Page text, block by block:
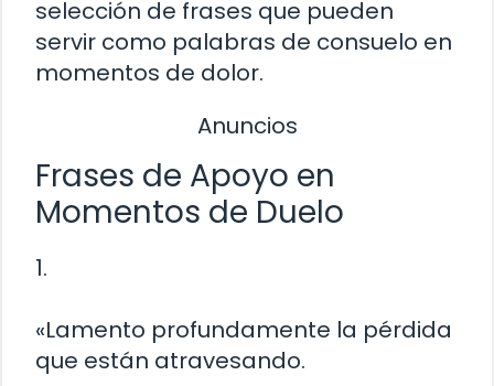
selección de frases que pueden
servir como palabras de consuelo en
momentos de dolor.
Anuncios
Frases de Apoyo en
Momentos de Duelo
1.
«Lamento profundamente la pérdida
que están atravesando.